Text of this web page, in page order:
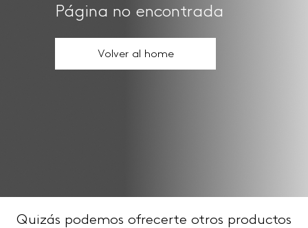
Página no encontrada
Volver al home
Quizás podemos ofrecerte otros productos